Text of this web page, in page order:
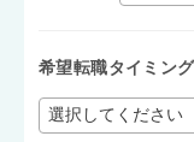
希望転職タイミング